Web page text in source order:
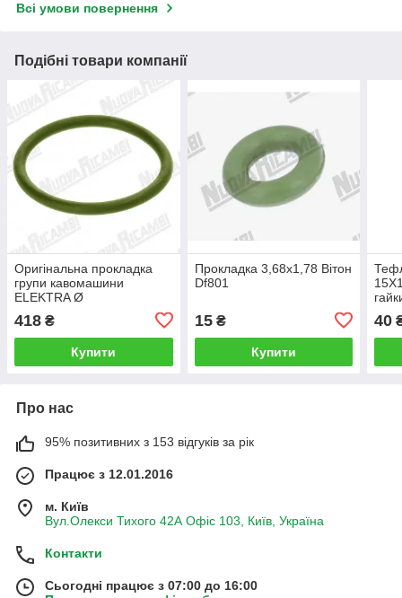
Всі умови повернення
Подібні товари компанії
Оригінальна прокладка
групи кавомашини
ELEKTRA Ø
418 ₴
Купити
Прокладка 3,68x1,78 Вітон
Df801
15₴
Купити
40
Про нас
95% позитивних з 153 відгуків за рік
Працює з 12.01.2016
м. Київ
Вул.Олекси Тихого 42А Офіс 103, Київ, Україна
Контакти
Сьогодні працює з 07:00 до 16:00